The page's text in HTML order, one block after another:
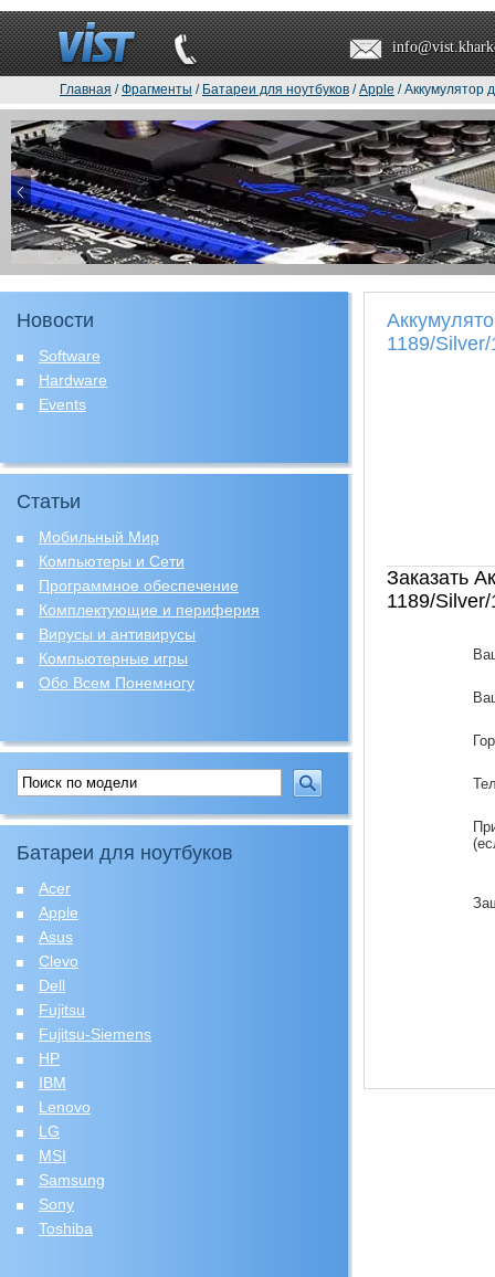
Главная /Фрагменты / Батареи для ноутбуков /Apple / Аккумулятор
Новости
Software
Hardware
Events
Статьи
Мобильный Мир
Компьютеры и Сети
Программное обеспечение
Комплектующие и периферия
Вирусы и антивирусы
Компьютерные игры
Обо Всем Понемногу
Батареи для ноутбуков
Acer
Apple
Asus
Clevo
Dell
Fujitsu
Fujitsu-Siemens
HP
IBM
Lenovo
LG
MSI
Samsung
Sony
Toshiba
1189/
Заказать
1189/